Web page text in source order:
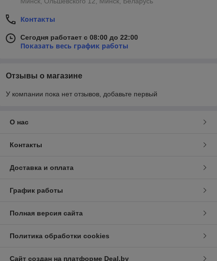
Контакты
Сегодня работает с 08:00 до 22:00
Показать весь график работы
Отзывы о магазине
У компании пока нет отзывов, добавьте первый
О нас
Контакты
Доставка и оплата
График работы
Полная версия сайта
Политика обработки cookies
Сайт создан на платформе Deal.by